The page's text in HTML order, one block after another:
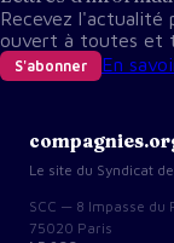
Recevez l'actualité
ouvert à toutes et
S'abonner En
Le site du Syndicat
SCC — 8 Impasse du
75020 Paris